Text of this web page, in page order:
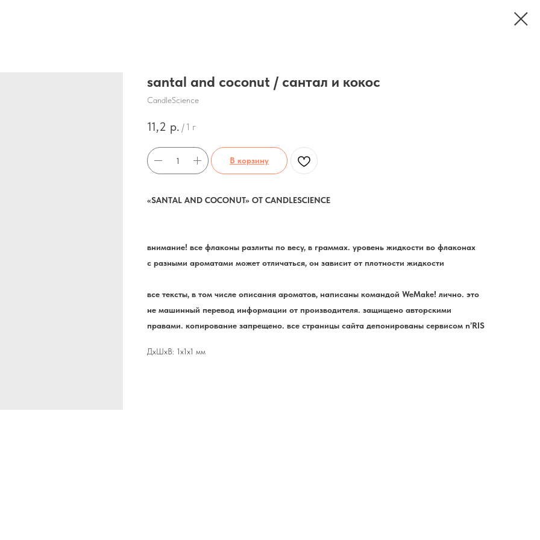
santal and coconut / cантал и кокос
CandleScience
11,2 р. / 1 г
В корзину
«SANTAL AND COCONUT» ОТ CANDLESCIENCE
внимание! все флаконы разлиты по весу, в граммах. уровень жидкости во флаконах
с разными ароматами может отличаться, он зависит от плотности жидкости
все тексты, в том числе описания ароматов, написаны командой WeMake! лично. это
не машинный перевод информации от производителя. защищено авторскими
правами. копирование запрещено. все страницы сайта депонированы сервисом n’RIS
ДxШxВ: 1x1x1 мм